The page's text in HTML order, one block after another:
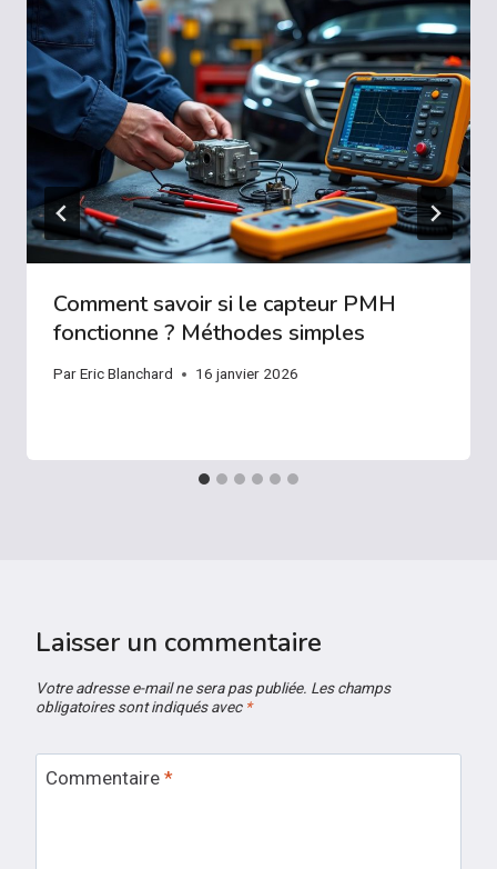
Comment savoir si le capteur PMH
fonctionne ? Méthodes simples
ParEric Blanchard 16 janvier 2026
Laisser un commentaire
Votre adresse e-mail ne sera pas publiée. Les champs
obligatoires sont indiqués avec *
Commentaire *